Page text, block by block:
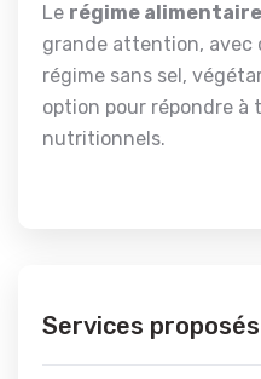
Le régime alimentaire
grande attention, avec
régime sans sel,
option pour répondre à
nutritionnels.
Services proposés